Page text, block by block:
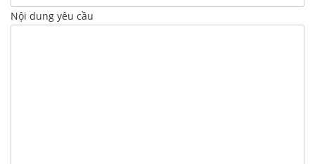
Nội dung yêu cầu